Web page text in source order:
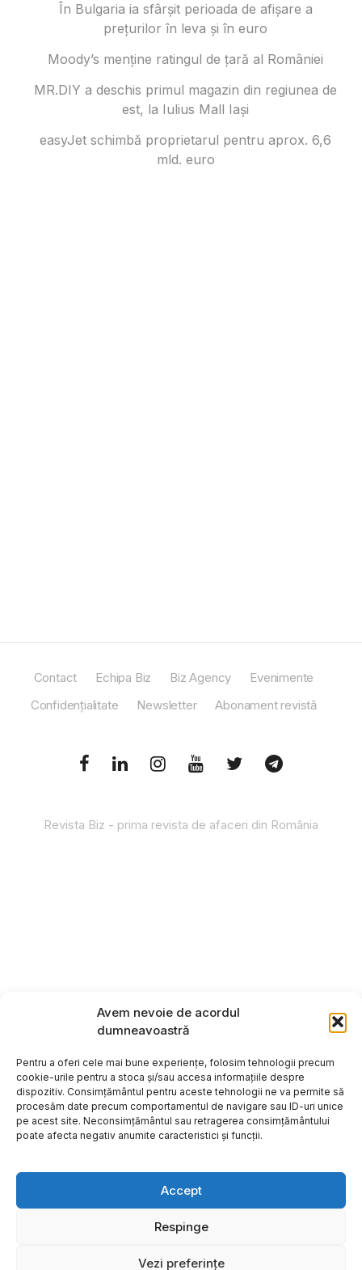
Avem nevoie de acordul
dumneavoastră
Pentru a oferi cele mai bune experiențe, folosim tehnologii precum
cookie-urile pentru a stoca și/sau accesa informațiile despre
dispozitiv. Consimțământul pentru aceste tehnologii ne va permite să
procesăm date precum comportamentul de navigare sau ID-uri unice
pe acest site. Neconsimțământul sau retragerea consimțământului
poate afecta negativ anumite caracteristici și funcții.
Accept
Respinge
Vezi preferințe
În Bulgaria ia sfârşit perioada de afișare a
prețurilor în ​​leva și în euro
Moody’s menține ratingul de țară al României
MR.DIY a deschis primul magazin din regiunea de
est, la Iulius Mall Iași
easyJet schimbă proprietarul pentru aprox. 6,6
mld. euro
Contact Echipa Biz Biz Agency
Evenimente
Confidențialitate
Newsletter Abonament revistă
Revista Biz - prima revista de afaceri din România
Copyright ©2026